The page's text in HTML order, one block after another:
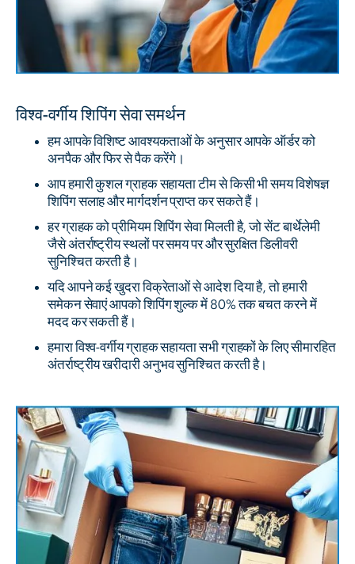
विश्व-वर्गीय शिपिंग सेवा समर्थन
हम आपके विशिष्ट आवश्यकताओं के अनुसार आपके ऑर्डर को
अनपैक और फिर से पैक करेंगे।
आप हमारी कुशल ग्राहक सहायता टीम से किसी भी समय विशेषज्ञ
शिपिंग सलाह और मार्गदर्शन प्राप्त कर सकते हैं।
हर ग्राहक को प्रीमियम शिपिंग सेवा मिलती है, जो सेंट बार्थेलेमी
जैसे अंतर्राष्ट्रीय स्थलों पर समय पर और सुरक्षित डिलीवरी
सुनिश्चित करती है।
यदि आपने कई खुदरा विक्रेताओं से आदेश दिया है, तो हमारी
समेकन सेवाएं आपको शिपिंग शुल्क में 80% तक बचत करने में
मदद कर सकती हैं।
हमारा विश्व-वर्गीय ग्राहक सहायता सभी ग्राहकों के लिए सीमारहित
अंतर्राष्ट्रीय खरीदारी अनुभव सुनिश्चित करती है।